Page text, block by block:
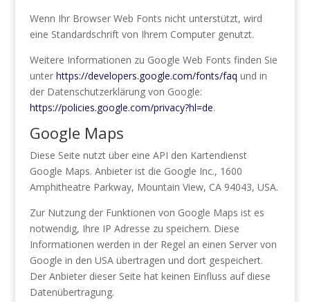
Wenn Ihr Browser Web Fonts nicht unterstützt, wird
eine Standardschrift von Ihrem Computer genutzt.
Weitere Informationen zu Google Web Fonts finden Sie
unter https://developers.google.com/fonts/faq und in
der Datenschutzerklärung von Google:
https://policies.google.com/privacy?hl=de.
Google Maps
Diese Seite nutzt über eine API den Kartendienst
Google Maps. Anbieter ist die Google Inc., 1600
Amphitheatre Parkway, Mountain View, CA 94043, USA.
Zur Nutzung der Funktionen von Google Maps ist es
notwendig, Ihre IP Adresse zu speichern. Diese
Informationen werden in der Regel an einen Server von
Google in den USA übertragen und dort gespeichert.
Der Anbieter dieser Seite hat keinen Einfluss auf diese
Datenübertragung.